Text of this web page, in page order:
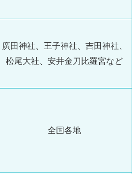
廣田神社、王子神社、吉田神社、
松尾大社、安井金刀比羅宮など
全国各地